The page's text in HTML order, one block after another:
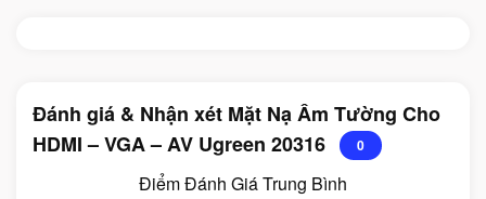
Đánh giá & Nhận xét Mặt Nạ Âm Tường Cho
HDMI – VGA – AV Ugreen 20316
0
Điểm Đánh Giá Trung Bình